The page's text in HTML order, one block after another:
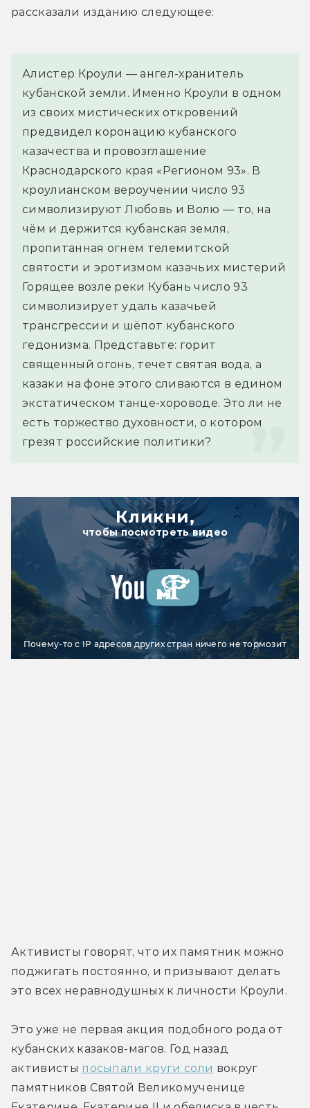
рассказали изданию следующее:
Алистер Кроули — ангел-хранитель
кубанской земли. Именно Кроули в одном
из своих мистических откровений
предвидел коронацию кубанского
казачества и провозглашение
Краснодарского края «Регионом 93». В
кроулианском вероучении число 93
символизируют Любовь и Волю — то, на
чём и держится кубанская земля,
пропитанная огнем телемитской
святости и эротизмом казачьих мистерий
Горящее возле реки Кубань число 93
символизирует удаль казачьей
трансгрессии и шёпот кубанского
гедонизма. Представьте: горит
священный огонь, течет святая вода, а
казаки на фоне этого сливаются в едином
экстатическом танце-хороводе. Это ли не
есть торжество духовности, о котором
грезят российские политики?
Кликни,
чтобы посмотреть видео
Почему-то с IP адресов других стран ничего не тормозит
Активисты говорят, что их памятник можно
поджигать постоянно, и призывают делать
это всех неравнодушных к личности Кроули.
Это уже не первая акция подобного рода от
кубанских казаков-магов. Год назад
активисты посыпали круги соли вокруг
памятников Святой Великомученице